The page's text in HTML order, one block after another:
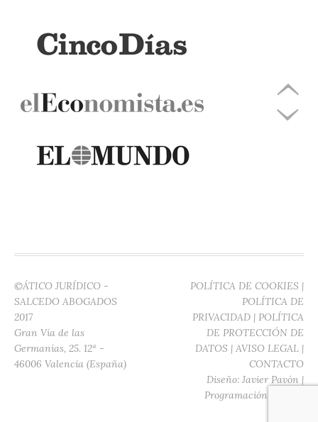
©ÁTICO JURÍDICO -
SALCEDO ABOGADOS
2017
Gran Vía de las
Germanías, 25. 12ª -
46006 Valencia (España)
POLÍTICA DE COOKIES |
POLÍTICA DE
PRIVACIDAD | POLÍTICA
DE PROTECCIÓN DE
DATOS | AVISO LEGAL |
CONTACTO
Diseño: Javier Pavón |
Programación: